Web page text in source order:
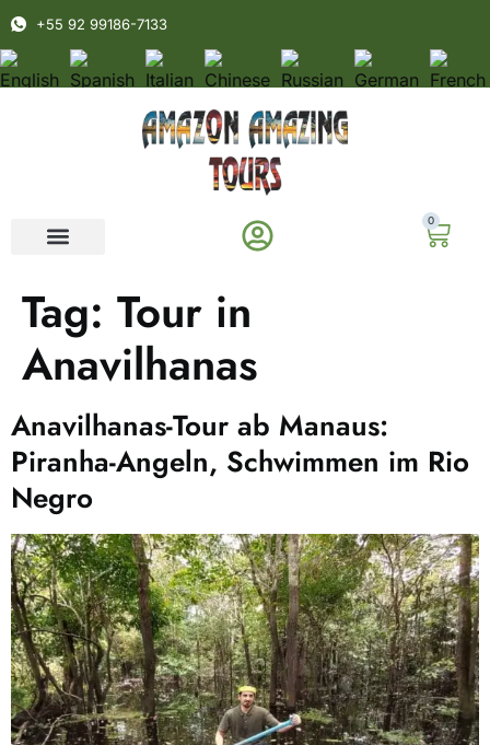
+55 92 99186-7133
0
Tag: Tour in
Anavilhanas
Anavilhanas-Tour ab Manaus:
Piranha-Angeln, Schwimmen im Rio
Negro